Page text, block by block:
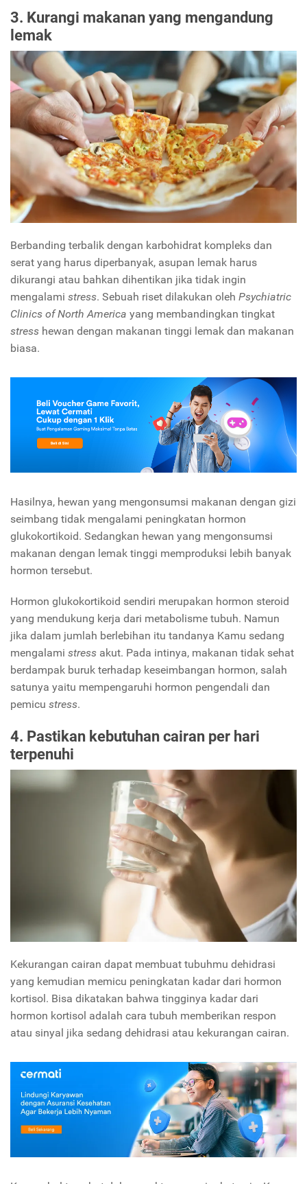
3. Kurangi makanan yang mengandung
lemak
Berbanding terbalik dengan karbohidrat kompleks dan
serat yang harus diperbanyak, asupan lemak harus
dikurangi atau bahkan dihentikan jika tidak ingin
mengalami stress. Sebuah riset dilakukan oleh Psychiatric
Clinics of North America yang membandingkan tingkat
stress hewan dengan makanan tinggi lemak dan makanan
biasa.
Hasilnya, hewan yang mengonsumsi makanan dengan gizi
seimbang tidak mengalami peningkatan hormon
glukokortikoid. Sedangkan hewan yang mengonsumsi
makanan dengan lemak tinggi memproduksi lebih banyak
hormon tersebut.
Hormon glukokortikoid sendiri merupakan hormon steroid
yang mendukung kerja dari metabolisme tubuh. Namun
jika dalam jumlah berlebihan itu tandanya Kamu sedang
mengalami stress akut. Pada intinya, makanan tidak sehat
berdampak buruk terhadap keseimbangan hormon, salah
satunya yaitu mempengaruhi hormon pengendali dan
pemicu stress.
4. Pastikan kebutuhan cairan per hari
terpenuhi
Kekurangan cairan dapat membuat tubuhmu dehidrasi
yang kemudian memicu peningkatan kadar dari hormon
kortisol. Bisa dikatakan bahwa tingginya kadar dari
hormon kortisol adalah cara tubuh memberikan respon
atau sinyal jika sedang dehidrasi atau kekurangan cairan.